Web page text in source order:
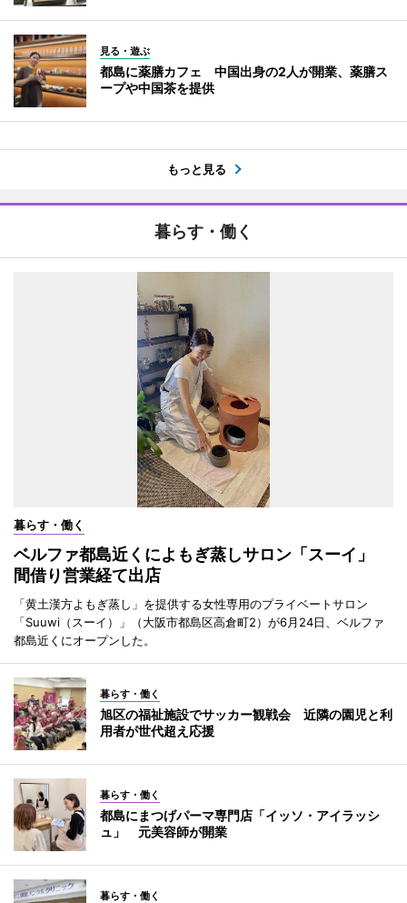
見る・遊ぶ
都島に薬膳カフェ 中国出身の2人が開業、薬膳ス
ープや中国茶を提供
もっと見る
暮らす・働く
暮らす・働く
ベルファ都島近くによもぎ蒸しサロン「スーイ」
間借り営業経て出店
「黄土漢方よもぎ蒸し」を提供する女性専用のプライベートサロン
「Suuwi（スーイ）」（大阪市都島区高倉町2）が6月24日、ベルファ
都島近くにオープンした。
暮らす・働く
旭区の福祉施設でサッカー観戦会 近隣の園児と利
用者が世代超え応援
暮らす・働く
都島にまつげパーマ専門店「イッソ・アイラッシ
ュ」 元美容師が開業
暮らす・働く